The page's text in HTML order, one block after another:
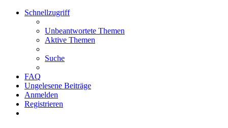
Schnellzugriff
Unbeantwortete Themen
Aktive Themen
Suche
FAQ
Ungelesene Beiträge
Anmelden
Registrieren